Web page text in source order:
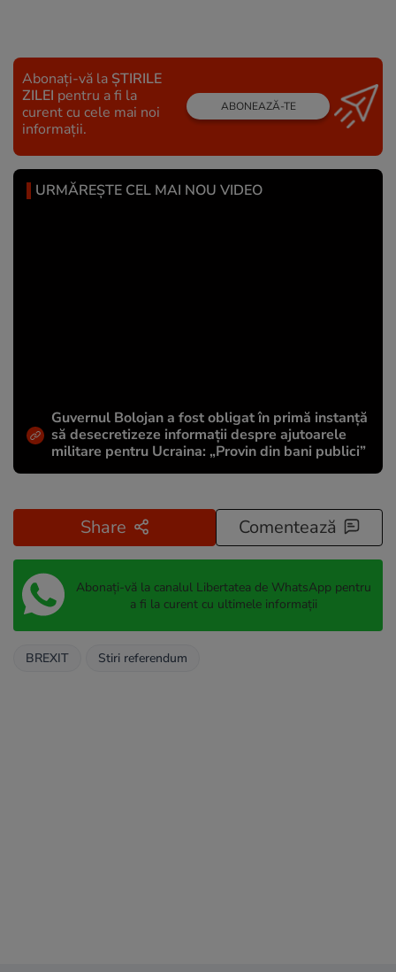
Abonați-vă la ȘTIRILE
ZILEI pentru a fi la
curent cu cele mai noi
informații.
ABONEAZĂ-TE
URMĂREȘTE CEL MAI NOU VIDEO
Guvernul Bolojan a fost obligat în primă instanță
să desecretizeze informații despre ajutoarele
militare pentru Ucraina: „Provin din bani publici”
Share Comentează
Abonați-vă la canalul Libertatea de WhatsApp pentru
a fi la curent cu ultimele informații
BREXIT Stiri referendum